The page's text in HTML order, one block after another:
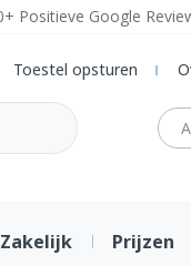
Positieve Google
Toestel opsturen
Zakelijk Prijzen